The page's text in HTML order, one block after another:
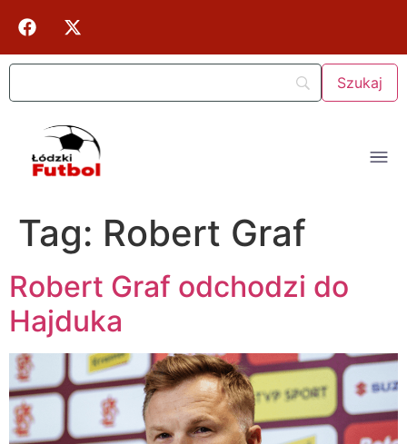
Tag: Robert Graf
Robert Graf odchodzi do
Hajduka